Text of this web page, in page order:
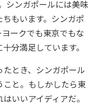
シンガポールには美味
もいます。シンガポ
ークでも東京でもな
分満足しています。
とき、シンガポール
こと。もしかしたら東
いいアイディアだ。